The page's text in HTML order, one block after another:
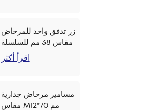
زر تدفق واحد للمرحاض
مقاس 38 مم للسلسلة
اقرأ أكثر
مسامير مرحاض جدارية
مقاس M12*70 مم